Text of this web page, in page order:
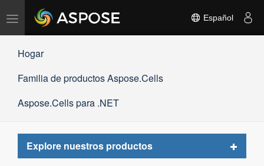
Alternar
navegación
Español
Hogar
Familia de productos Aspose.Cells
Aspose.Cells para .NET
Explore nuestros productos
Toggle